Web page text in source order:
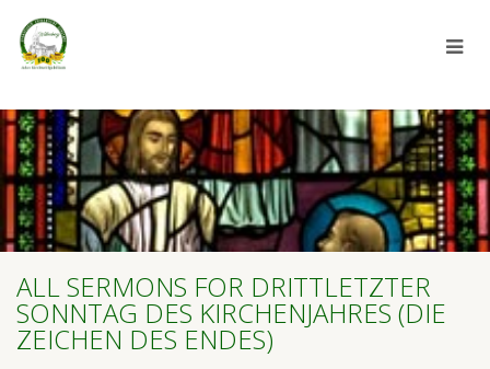
ALL SERMONS FOR DRITTLETZTER
SONNTAG DES KIRCHENJAHRES (DIE
ZEICHEN DES ENDES)